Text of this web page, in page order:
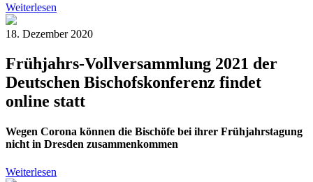
Weiterlesen
18. Dezember 2020
Frühjahrs-Vollversammlung 2021 der
Deutschen Bischofskonferenz findet
online statt
Wegen Corona können die Bischöfe bei ihrer Frühjahrstagung
nicht in Dresden zusammenkommen
Weiterlesen